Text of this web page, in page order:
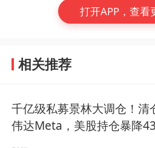
打开APP，查看
相关推荐
千亿级私募景林大调仓！清
伟达Meta，美股持仓暴降